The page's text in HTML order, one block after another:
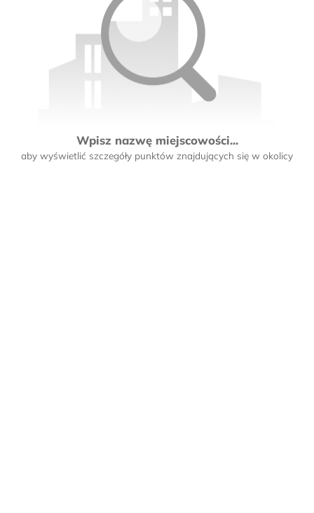
Wpisz nazwę miejscowości...
aby wyświetlić szczegóły punktów znajdujących się w okolicy